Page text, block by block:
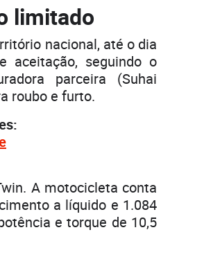
limitado
nacional, até o dia
aceitação, seguindo o
parceira (Suhai
roubo e furto.
A motocicleta conta
a líquido e 1.084
e torque de 10,5